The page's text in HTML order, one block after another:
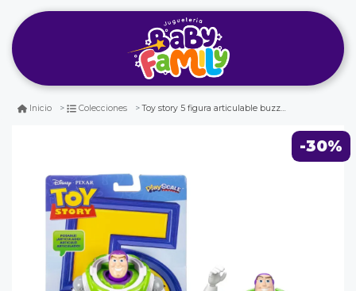
Inicio Colecciones Toy story 5 figura articulable buzz lightyear 18 cm disney pixar
-30%